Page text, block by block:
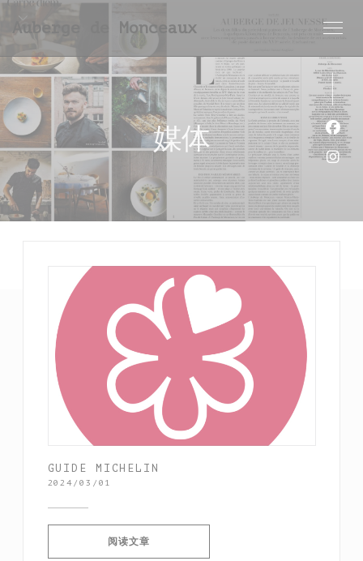
Auberge de Monceaux
媒体
GUIDE MICHELIN
2024/03/01
阅读文章((在新窗口中打开))